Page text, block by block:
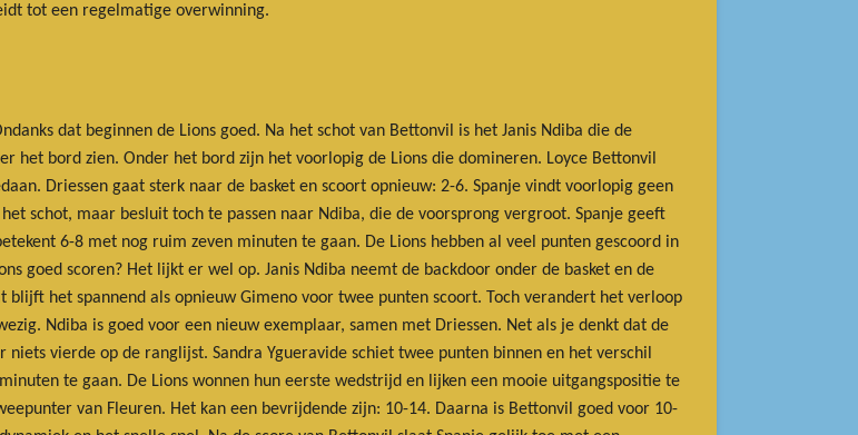
tot een regelmatige overwinning.
dat beginnen de Lions goed. Na het schot van Bettonvil is het Janis Ndiba die de
het bord zien. Onder het bord zijn het voorlopig de Lions die domineren. Loyce Bettonvil
Driessen gaat sterk naar de basket en scoort opnieuw: 2-6. Spanje vindt voorlopig geen
schot, maar besluit toch te passen naar Ndiba, die de voorsprong vergroot. Spanje geeft
6-8 met nog ruim zeven minuten te gaan. De Lions hebben al veel punten gescoord in
goed scoren? Het lijkt er wel op. Janis Ndiba neemt de backdoor onder de basket en de
blijft het spannend als opnieuw Gimeno voor twee punten scoort. Toch verandert het verloop
Ndiba is goed voor een nieuw exemplaar, samen met Driessen. Net als je denkt dat de
vierde op de ranglijst. Sandra Ygueravide schiet twee punten binnen en het verschil
te gaan. De Lions wonnen hun eerste wedstrijd en lijken een mooie uitgangspositie te
van Fleuren. Het kan een bevrijdende zijn: 10-14. Daarna is Bettonvil goed voor 10-